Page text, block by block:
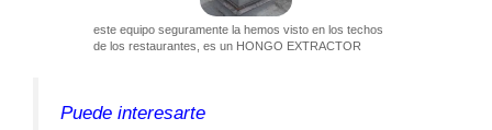
este equipo seguramente la hemos visto en los techos
de los restaurantes, es un HONGO EXTRACTOR
Puede interesarte